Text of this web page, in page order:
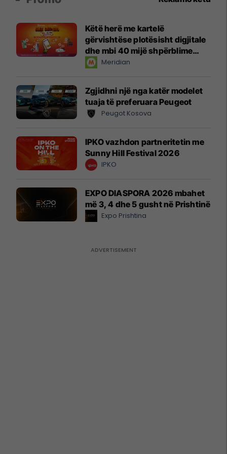
Këtë herë me kartelë
gërvishtëse plotësisht digjitale
dhe mbi 40 mijë shpërblime
instant!Meridian
Zgjidhni një nga katër modelet
tuaja të preferuara Peugeot
Peugot Kosova
IPKO vazhdon partneritetin me
Sunny Hill Festival 2026
IPKO
EXPO DIASPORA 2026 mbahet
më 3, 4 dhe 5 gusht në Prishtinë
Expo Prishtina